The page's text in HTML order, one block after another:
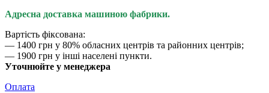
Адресна доставка машиною фабрики.
Вартість фіксована:
— 1400 грн у 80% обласних центрів та районних центрів;
— 1900 грн у інші населені пункти.
Уточнюйте у менеджера
Оплата